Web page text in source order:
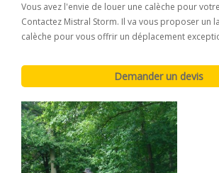
Vous avez l'envie de louer une calèche pour
Contactez Mistral Storm. Il va vous proposer un
calèche pour vous offrir un déplacement